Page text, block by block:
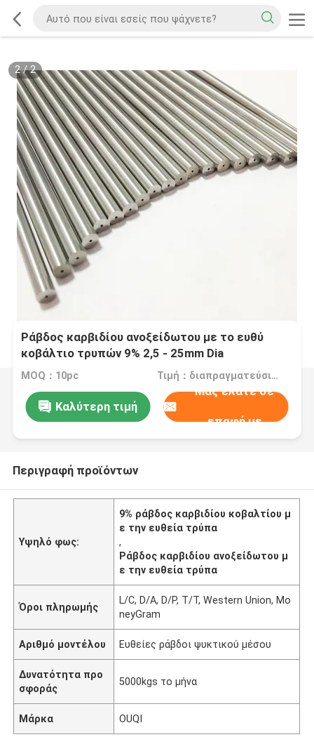
2/2
Ράβδος καρβιδίου ανοξείδωτου με το ευθύ
κοβάλτιο τρυπών 9% 2,5 - 25mm Dia
MOQ：10pc Τιμή：διαπραγματεύσιμα
Καλύτερη τιμή
Μας ελάτε σε
επαφή με
Περιγραφή προϊόντων
Υψηλό φως:
9% ράβδος καρβιδίου κοβαλτίου μ
ε την ευθεία τρύπα
,
Ράβδος καρβιδίου ανοξείδωτου μ
ε την ευθεία τρύπα
Όροι πληρωμής
L/C, D/A, D/P, T/T, Western Union, Mo
neyGram
Αριθμό μοντέλου Ευθείες ράβδοι ψυκτικού μέσου
Δυνατότητα προ
σφοράς
5000kgs το μήνα
Μάρκα OUQI